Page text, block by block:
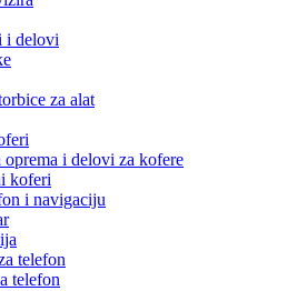
i delovi
za alat
oprema i delovi za kofere
koferi
i navigaciju
telefon
telefon